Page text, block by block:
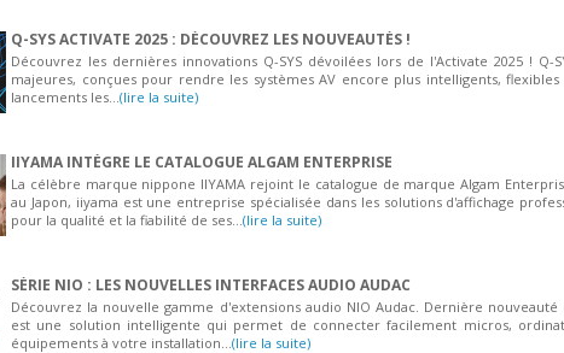
Q-SYS ACTIVATE 2025 : DÉCOUVREZ LES NOUVEAUTÉS !
Découvrez les dernières innovations Q-SYS dévoilées lors de l'Activate 2025 ! Q-
majeures, conçues pour rendre les systèmes AV encore plus intelligents, flexibles
lancements les... (lire la suite)
IIYAMA INTÈGRE LE CATALOGUE ALGAM ENTERPRISE
La célèbre marque nippone IIYAMA rejoint le catalogue de marque Algam
au Japon, iiyama est une entreprise spécialisée dans les solutions d'affichage
pour la qualité et la fiabilité de ses... (lire la suite)
SÉRIE NIO : LES NOUVELLES INTERFACES AUDIO AUDAC
Découvrez la nouvelle gamme d'extensions audio NIO Audac. Dernière nouveauté
est une solution intelligente qui permet de connecter facilement micros,
équipements à votre installation... (lire la suite)